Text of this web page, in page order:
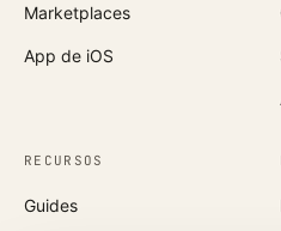
Marketplaces
App de iOS
RECURSOS
Guides